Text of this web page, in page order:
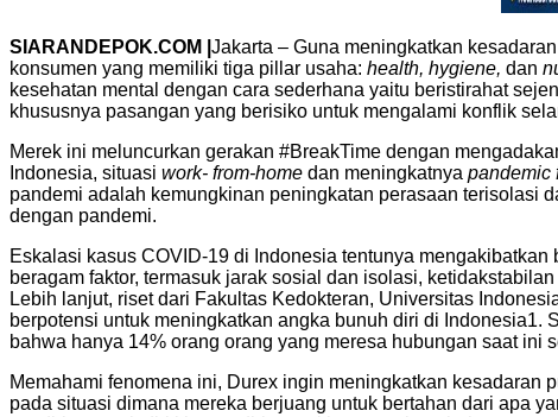
SIARANDEPOK.COM | Jakarta – Guna meningkatkan
konsumen yang memiliki tiga pillar usaha: health, hygiene, dan
kesehatan mental dengan cara sederhana yaitu beristirahat
khususnya pasangan yang berisiko untuk mengalami konflik
Merek ini meluncurkan gerakan #BreakTime dengan
Indonesia, situasi work- from-home dan meningkatnya pandemic
pandemi adalah kemungkinan peningkatan perasaan terisolasi
dengan pandemi.
Eskalasi kasus COVID-19 di Indonesia tentunya
beragam faktor, termasuk jarak sosial dan isolasi,
Lebih lanjut, riset dari Fakultas Kedokteran, Universitas
berpotensi untuk meningkatkan angka bunuh diri di
bahwa hanya 14% orang orang yang meresa hubungan saat ini
Memahami fenomena ini, Durex ingin meningkatkan kesadaran
pada situasi dimana mereka berjuang untuk bertahan dari apa